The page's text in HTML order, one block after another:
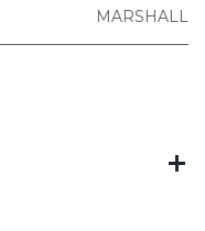
MARSHALL